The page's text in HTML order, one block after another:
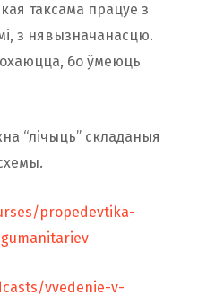
таксама працуе з
з нявызначанасцю.
бо ўмеюць
“лічыць” складаныя
propedevtika-
vvedenie-v-